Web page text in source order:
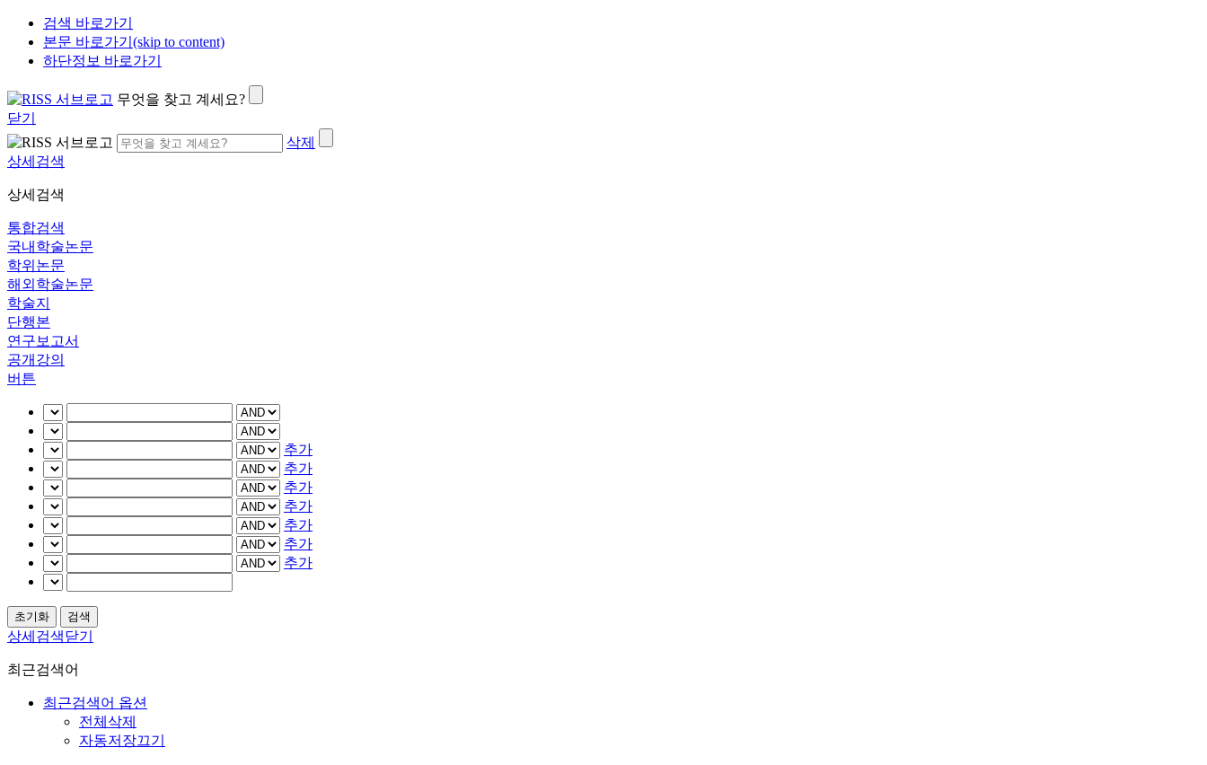
검색 바로가기
본문 바로가기(skip to content)
하단정보 바로가기
무엇을 찾고 계세요?
닫기
삭제
상세검색
상세검색
통합검색
국내학술논문
학위논문
해외학술논문
학술지
단행본
연구보고서
공개강의
버튼
추가
추가
추가
추가
추가
추가
추가
상세검색닫기
최근검색어
최근검색어 옵션
전체삭제
자동저장끄기